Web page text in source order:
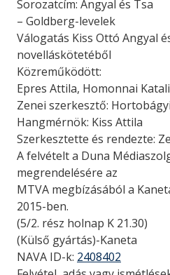
Sorozatcím: Angyal és Tsa
– Goldberg-levelek
Válogatás Kiss Ottó Angyal
novelláskötetéből
Közreműködött:
Epres Attila, Homonnai
Zenei szerkesztő:
Hangmérnök: Kiss Attila
Szerkesztette és rendezte:
A felvételt a Duna
megrendelésére az
MTVA megbízásából a
2015-ben.
(5/2. rész holnap K 21.30)
(Külső gyártás)-Kaneta
NAVA ID-k: 2408402